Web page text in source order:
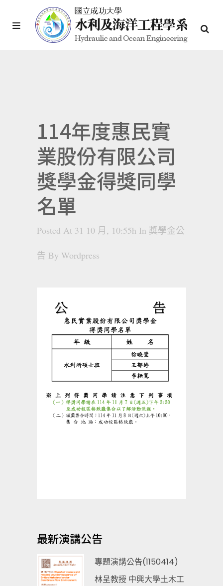
114年度惠民實
業股份有限公司
獎學金得獎同學
名單
Posted At 31 10 月, 10:55h In 獎學金公
告 By Wordpress
最新演講公告
專題演講公告(1150414)
林呈教授 中興大學土木工